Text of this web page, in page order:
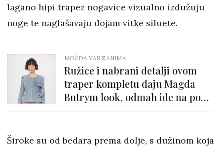
lagano hipi trapez nogavice vizualno izdužuju
noge te naglašavaju dojam vitke siluete.
MOŽDA VAS ZANIMA
Ružice i nabrani detalji ovom
traper kompletu daju Magda
Butrym look, odmah ide na popis
Široke su od bedara prema dolje, s dužinom koja